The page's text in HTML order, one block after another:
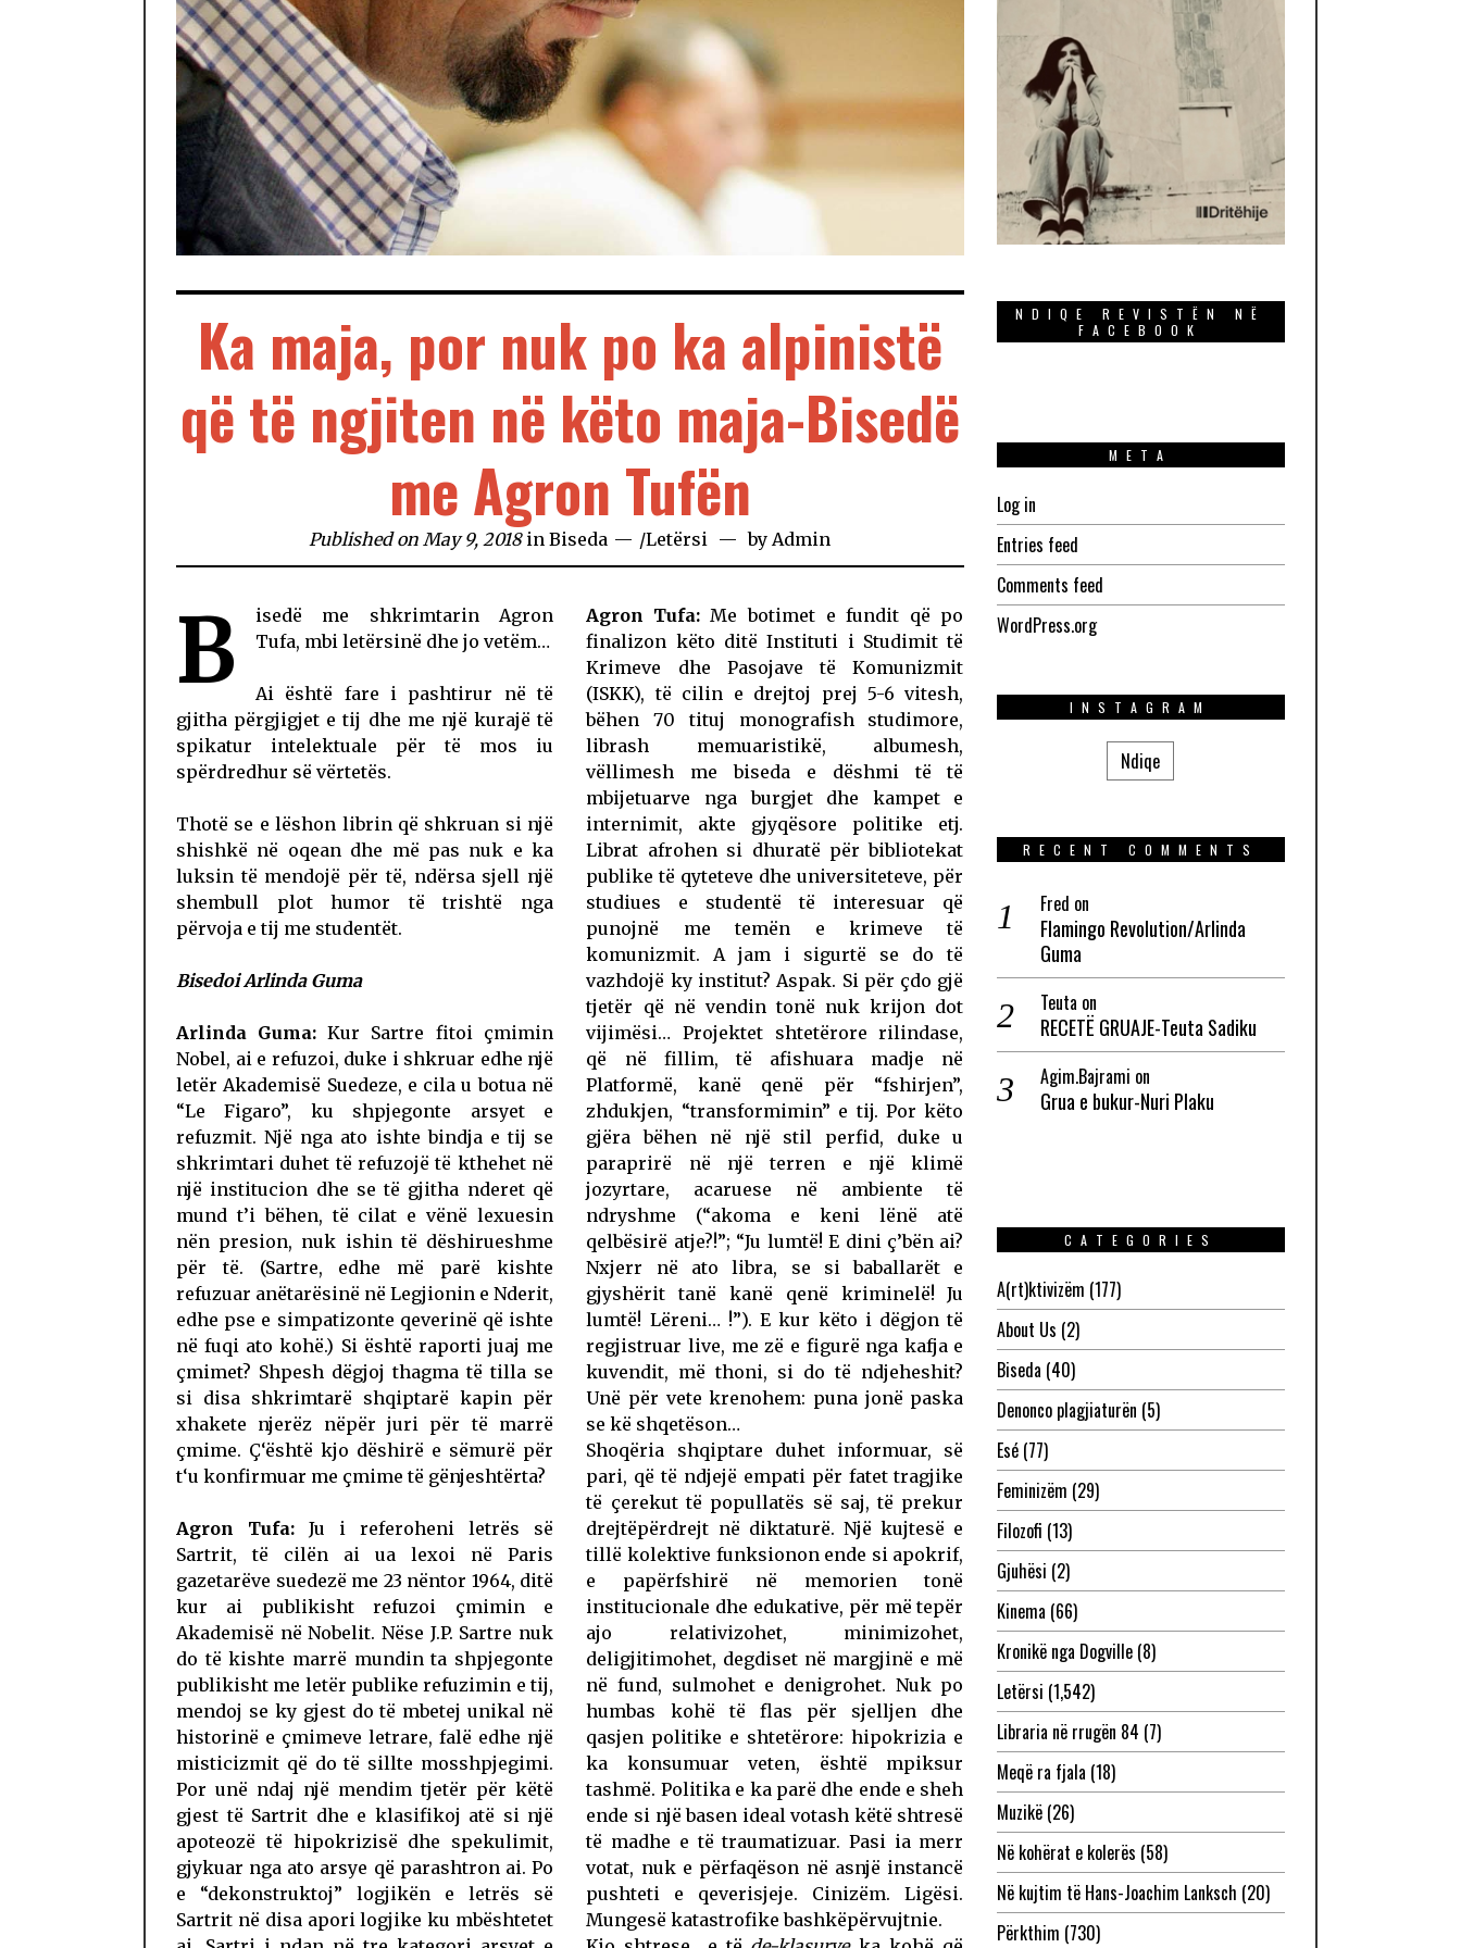
Ka maja, por nuk po ka alpinistë
që të ngjiten në këto maja-Bisedë
me Agron Tufën
Published on May 9, 2018 inBiseda /Letërsi byAdmin
B
isedë me shkrimtarin Agron
Tufa, mbi letërsinë dhe jo vetëm…
Ai është fare i pashtirur në të
gjitha përgjigjet e tij dhe me një kurajë të
spikatur intelektuale për të mos iu
spërdredhur së vërtetës.
Thotë se e lëshon librin që shkruan si një
shishkë në oqean dhe më pas nuk e ka
luksin të mendojë për të, ndërsa sjell një
shembull plot humor të trishtë nga
përvoja e tij me studentët.
Bisedoi Arlinda Guma
Arlinda Guma: Kur Sartre fitoi çmimin
Nobel, ai e refuzoi, duke i shkruar edhe një
letër Akademisë Suedeze, e cila u botua në
“Le Figaro”, ku shpjegonte arsyet e
refuzmit. Një nga ato ishte bindja e tij se
shkrimtari duhet të refuzojë të kthehet në
një institucion dhe se të gjitha nderet që
mund t’i bëhen, të cilat e vënë lexuesin
nën presion, nuk ishin të dëshirueshme
për të. (Sartre, edhe më parë kishte
refuzuar anëtarësinë në Legjionin e Nderit,
edhe pse e simpatizonte qeverinë që ishte
në fuqi ato kohë.) Si është raporti juaj me
çmimet? Shpesh dëgjoj thagma të tilla se
si disa shkrimtarë shqiptarë kapin për
xhakete njerëz nëpër juri për të marrë
çmime. Ç‘është kjo dëshirë e sëmurë për
t‘u konfirmuar me çmime të gënjeshtërta?
Agron Tufa: Ju i referoheni letrës së
Sartrit, të cilën ai ua lexoi në Paris
gazetarëve suedezë me 23 nëntor 1964, ditë
kur ai publikisht refuzoi çmimin e
Akademisë në Nobelit. Nëse J.P. Sartre nuk
do të kishte marrë mundin ta shpjegonte
publikisht me letër publike refuzimin e tij,
mendoj se ky gjest do të mbetej unikal në
historinë e çmimeve letrare, falë edhe një
misticizmit që do të sillte mosshpjegimi.
Por unë ndaj një mendim tjetër për këtë
gjest të Sartrit dhe e klasifikoj atë si një
apoteozë të hipokrizisë dhe spekulimit,
gjykuar nga ato arsye që parashtron ai. Po
e “dekonstruktoj” logjikën e letrës së
Sartrit në disa apori logjike ku mbështetet
Agron Tufa:Me botimet e fundit që po
finalizon këto ditë Instituti i Studimit të
Krimeve dhe Pasojave të Komunizmit
(ISKK), të cilin e drejtoj prej 5-6 vitesh,
bëhen 70 tituj monografish studimore,
librash memuaristikë, albumesh,
vëllimesh me biseda e dëshmi të të
mbijetuarve nga burgjet dhe kampet e
internimit, akte gjyqësore politike etj.
Librat afrohen si dhuratë për bibliotekat
publike të qyteteve dhe universiteteve, për
studiues e studentë të interesuar që
punojnë me temën e krimeve të
komunizmit. A jam i sigurtë se do të
vazhdojë ky institut? Aspak. Si për çdo gjë
tjetër që në vendin tonë nuk krijon dot
vijimësi… Projektet shtetërore rilindase,
që në fillim, të afishuara madje në
Platformë, kanë qenë për “fshirjen”,
zhdukjen, “transformimin” e tij. Por këto
gjëra bëhen në një stil perfid, duke u
paraprirë në një terren e një klimë
jozyrtare, acaruese në ambiente të
ndryshme (“akoma e keni lënë atë
qelbësirë atje?!”; “Ju lumtë! E dini ç’bën ai?
Nxjerr në ato libra, se si baballarët e
gjyshërit tanë kanë qenë kriminelë! Ju
lumtë! Lëreni… !”). E kur këto i dëgjon të
regjistruar live, me zë e figurë nga kafja e
kuvendit, më thoni, si do të ndjeheshit?
Unë për vete krenohem: puna jonë paska
se kë shqetëson…
Shoqëria shqiptare duhet informuar, së
pari, që të ndjejë empati për fatet tragjike
të çerekut të popullatës së saj, të prekur
drejtëpërdrejt në diktaturë. Një kujtesë e
tillë kolektive funksionon ende si apokrif,
e papërfshirë në memorien tonë
institucionale dhe edukative, për më tepër
ajo relativizohet, minimizohet,
deligjitimohet, degdiset në margjinë e më
në fund, sulmohet e denigrohet. Nuk po
humbas kohë të flas për sjelljen dhe
qasjen politike e shtetërore: hipokrizia e
ka konsumuar veten, është mpiksur
tashmë. Politika e ka parë dhe ende e sheh
ende si një basen ideal votash këtë shtresë
të madhe e të traumatizuar. Pasi ia merr
votat, nuk e përfaqëson në asnjë instancë
pushteti e qeverisjeje. Cinizëm. Ligësi.
Mungesë katastrofike bashkëpërvujtnie.
NDIQE REVISTËN NË
FACEBOOK
META
Log in
Entries feed
Comments feed
WordPress.org
INSTAGRAM
Ndiqe
RECENT COMMENTS
Fred on
Flamingo Revolution/Arlinda
Guma
Teuta on
RECETË GRUAJE-Teuta Sadiku
Agim.Bajrami on
Grua e bukur-Nuri Plaku
CATEGORIES
A(rt)ktivizëm (177)
About Us (2)
Biseda (40)
Denonco plagjiaturën (5)
Esé(77)
Feminizëm (29)
Filozofi (13)
Gjuhësi (2)
Kinema (66)
Kronikë nga Dogville(8)
Letërsi (1,542)
Libraria në rrugën 84 (7)
Meqë ra fjala (18)
Muzikë(26)
Në kohërat e kolerës (58)
Në kujtim të Hans-Joachim Lanksch (20)
Përkthim (730)